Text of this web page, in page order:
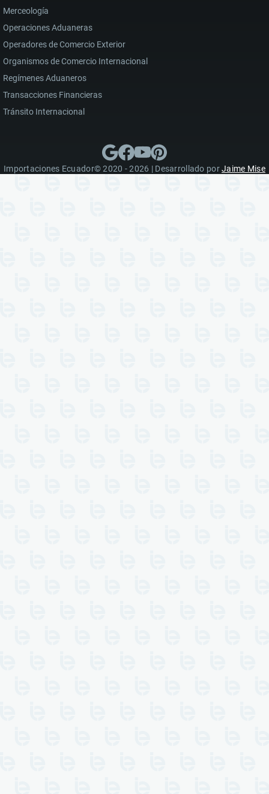
Merceología
Operaciones Aduaneras
Operadores de Comercio Exterior
Organismos de Comercio Internacional
Regímenes Aduaneros
Transacciones Financieras
Tránsito Internacional
Importaciones Ecuador© 2020 - 2026 | Desarrollado porJaime Mise